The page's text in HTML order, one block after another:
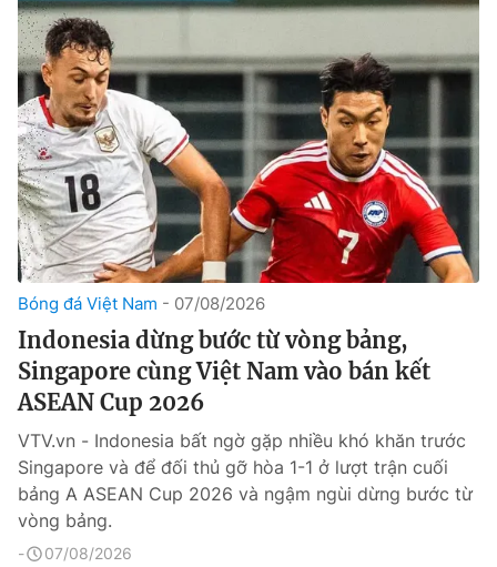
Bóng đá Việt Nam 07/08/2026
Indonesia dừng bước từ vòng bảng,
Singapore cùng Việt Nam vào bán kết
ASEAN Cup 2026
VTV.vn - Indonesia bất ngờ gặp nhiều khó khăn trước
Singapore và để đối thủ gỡ hòa 1-1 ở lượt trận cuối
bảng A ASEAN Cup 2026 và ngậm ngùi dừng bước từ
vòng bảng.
07/08/2026